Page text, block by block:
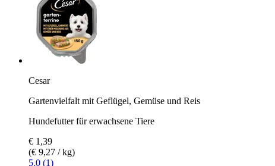
Cesar
Gartenvielfalt mit Geflügel, Gemüse und Reis
Hundefutter für erwachsene Tiere
€ 1,39
(€ 9,27 / kg)
5.0 (1)